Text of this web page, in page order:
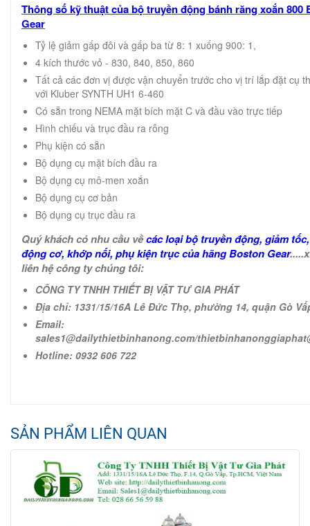
Thông số kỹ thuật của bộ truyền động bánh răng xoắn 800
Gear
Tỷ lệ giảm gấp đôi và gấp ba từ 8: 1 xuống 900: 1,
4 kích thước vỏ - 830, 840, 850, 860
Tất cả các đơn vị được vận chuyển trước cho vị trí lắp đặt cụ
với Kluber SYNTH UH1 6-460
Có sẵn trong NEMA mặt bích mặt C và đầu vào trực tiếp
Hình chiếu và trục đầu ra rỗng
Phụ kiện có sẵn
Bộ dụng cụ mặt bích đầu ra
Bộ dụng cụ mô-men xoắn
Bộ dụng cụ cơ bản
Bộ dụng cụ trục đầu ra
Quý khách có nhu cầu vềcác loại bộ truyền động, giảm
động cơ, khớp nối, phụ kiện trục của hãng Boston Gear
liên hệ công ty chúng tôi:
CÔNG TY TNHH THIẾT BỊ VẬT TƯ GIA PHÁT
Địa chỉ: 1331/15/16A Lê Đức Thọ, phường 14, quận Gò
Email:
sales1@dailythietbinhanong.com/
Hotline: 0932 606 722
SẢN PHẨM LIÊN QUAN